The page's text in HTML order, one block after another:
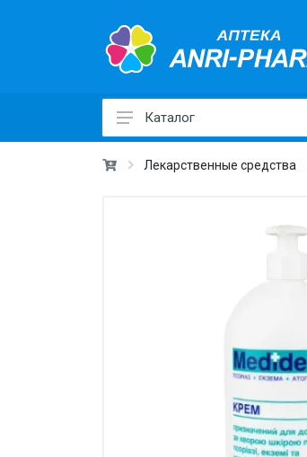
Каталог
Лекарственные средства ›
Медицинские товары и техника
Ежедневная гигиена ›
Косметика CODERMA KIDS
Лекарственные средства